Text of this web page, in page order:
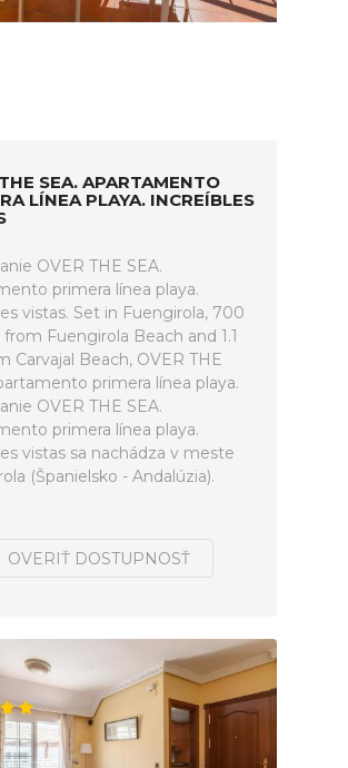
SEA. APARTAMENTO
LÍNEA PLAYA. INCREÍBLES
OVER THE SEA.
primera línea playa.
vistas. Set in Fuengirola, 700
Fuengirola Beach and 1.1
Carvajal Beach, OVER THE
primera línea playa.
OVER THE SEA.
primera línea playa.
vistas sa nachádza v meste
(Španielsko - Andalúzia).
OVERIŤ DOSTUPNOSŤ